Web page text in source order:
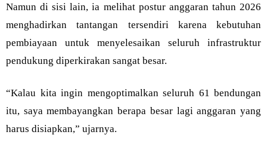
Namun di sisi lain, ia melihat postur anggaran tahun 2026
menghadirkan tantangan tersendiri karena kebutuhan
pembiayaan untuk menyelesaikan seluruh infrastruktur
pendukung diperkirakan sangat besar.
“Kalau kita ingin mengoptimalkan seluruh 61 bendungan
itu, saya membayangkan berapa besar lagi anggaran yang
harus disiapkan,” ujarnya.